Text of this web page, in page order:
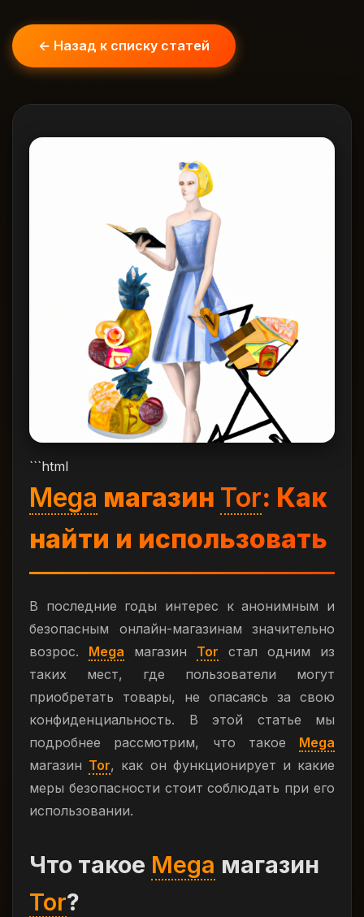
← Назад к списку статей
```html
Mega магазин Tor: Как
найти и использовать
В последние годы интерес к анонимным и
безопасным онлайн-магазинам значительно
возрос. Mega магазин Tor стал одним из
таких мест, где пользователи могут
приобретать товары, не опасаясь за свою
конфиденциальность. В этой статье мы
подробнее рассмотрим, что такое Mega
магазин Tor, как он функционирует и какие
меры безопасности стоит соблюдать при его
использовании.
Что такое Mega магазин
Tor?